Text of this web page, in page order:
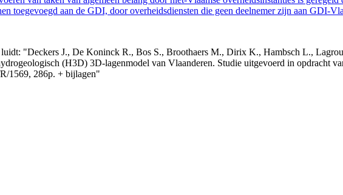
toegevoegd aan de GDI, door overheidsdiensten die geen deelnemer zijn aan GDI-
"Deckers J., De Koninck R., Bos S., Broothaers M., Dirix K., Hambsch L.,
(H3D) 3D-lagenmodel van Vlaanderen. Studie uitgevoerd in opdracht
1569, 286p. + bijlagen"